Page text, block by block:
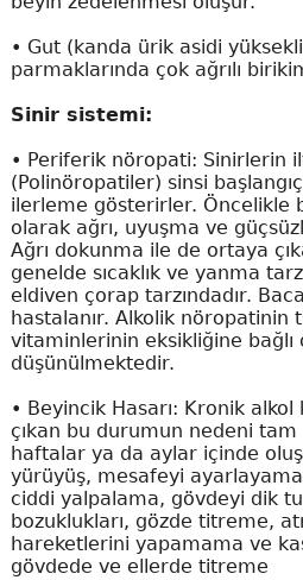
• Gut (kanda ürik asidi
parmaklarında çok ağrılı
Sinir sistemi:
• Periferik nöropati: Sinirlerin
(Polinöropatiler) sinsi
ilerleme gösterirler. Öncelikle
olarak ağrı, uyuşma ve
Ağrı dokunma ile de ortaya
genelde sıcaklık ve yanma
eldiven çorap tarzındadır.
hastalanır. Alkolik nöropatinin
vitaminlerinin eksikliğine bağlı
düşünülmektedir.
• Beyincik Hasarı: Kronik alkol
çıkan bu durumun nedeni
haftalar ya da aylar içinde
yürüyüş, mesafeyi
ciddi yalpalama, gövdeyi dik
bozuklukları, gözde titreme,
hareketlerini yapamama ve
gövdede ve ellerde titreme